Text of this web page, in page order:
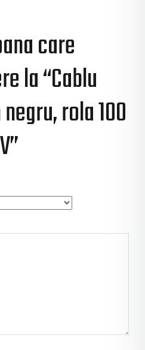
care
la “Cablu
rola 100